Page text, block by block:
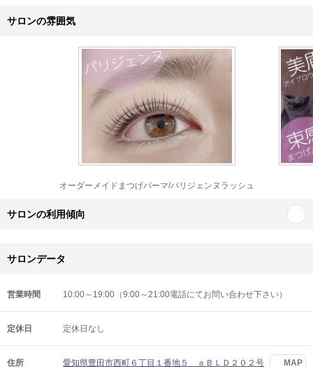
サロンの雰囲気
オーダーメイドまつげパーマ/パリジェンヌラッシュ
サロンの利用傾向
サロンデータ
営業時間 10:00～19:00（9:00～21:00電話にてお問い合わせ下さい）
定休日 定休日なし
住所 愛知県豊田市西町６丁目１番地５ ａＢＬＤ２０２号 MAP